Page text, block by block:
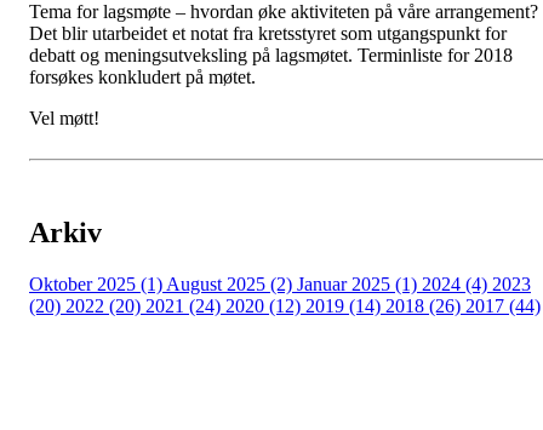
Tema for lagsmøte – hvordan øke aktiviteten på våre arrangement?
Det blir utarbeidet et notat fra kretsstyret som utgangspunkt for
debatt og meningsutveksling på lagsmøtet. Terminliste for 2018
forsøkes konkludert på møtet.
Vel møtt!
Arkiv
Oktober 2025 (1) August 2025 (2) Januar 2025 (1) 2024 (4) 2023
(20) 2022 (20) 2021 (24) 2020 (12) 2019 (14) 2018 (26) 2017 (44)